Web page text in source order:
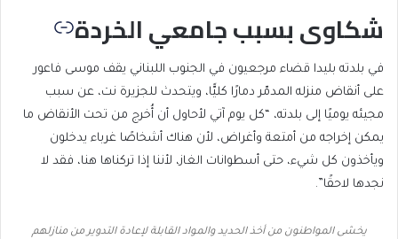
شكاوى بسبب جامعي الخردة
في بلدته بليدا قضاء مرجعيون في الجنوب اللبناني يقف موسى فاعور
على أنقاض منزله المدمّر دمارًا كليًّا، ويتحدث للجزيرة نت، عن سبب
مجيئه يوميًا إلى بلدته، “كل يوم آتي لأحاول أن أُخرج من تحت الأنقاض ما
يمكن إخراجه من أمتعة وأغراض، لأن هناك أشخاصًا غرباء يدخلون
ويأخذون كل شيء، حتى أسطوانات الغاز، لأننا إذا تركناها هنا، فقد لا
نجدها لاحقًا”.
يخشى المواطنون من أخذ الحديد والمواد القابلة لإعادة التدوير من منازلهم